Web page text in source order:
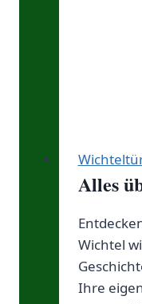
Alles
Wichtel
Ihre